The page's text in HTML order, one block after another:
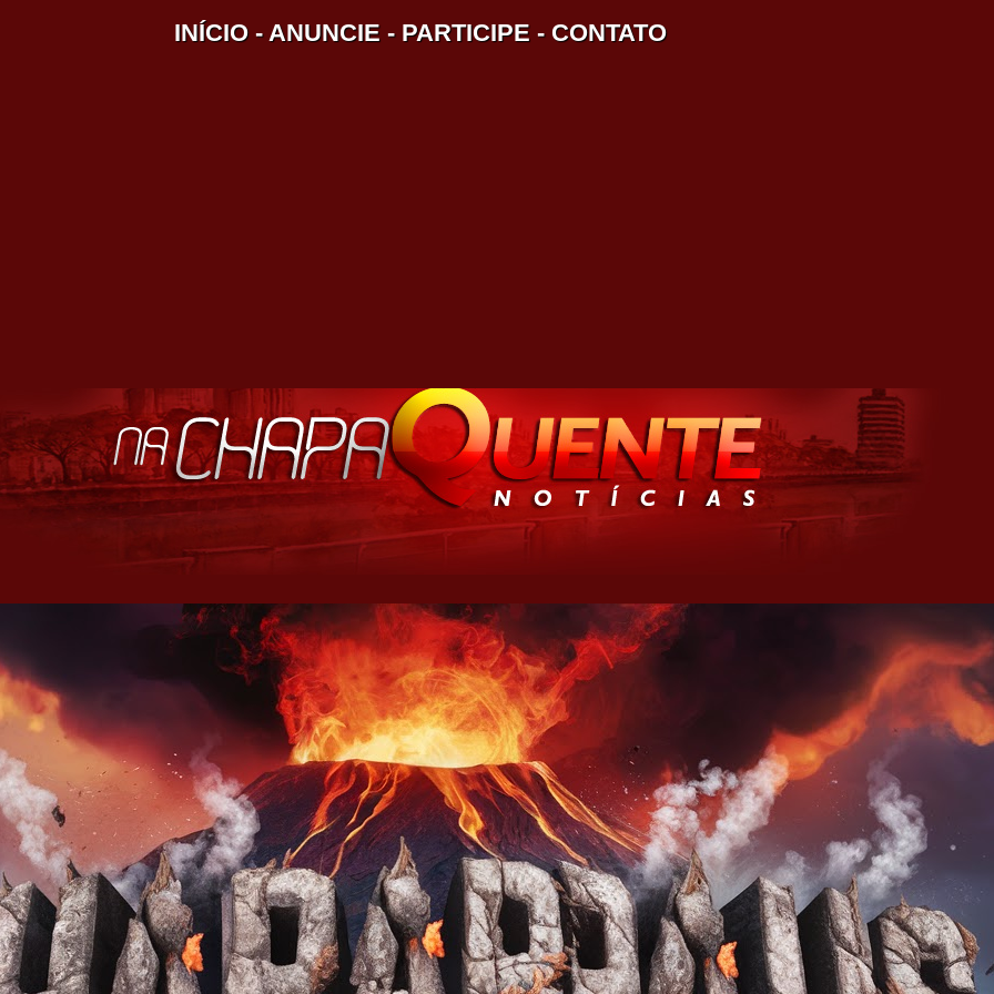
INÍCIO -ANUNCIE - PARTICIPE - CONTATO